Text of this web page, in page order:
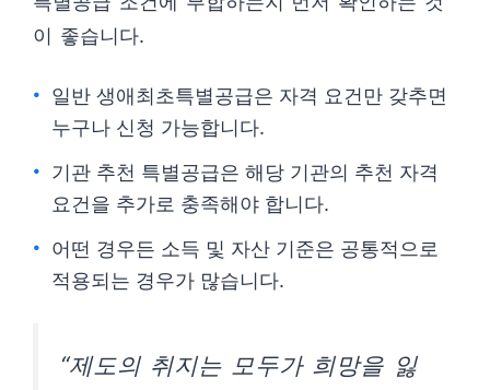
이 좋습니다.
일반 생애최초특별공급은 자격 요건만 갖추면
누구나 신청 가능합니다.
기관 추천 특별공급은 해당 기관의 추천 자격
요건을 추가로 충족해야 합니다.
어떤 경우든 소득 및 자산 기준은 공통적으로
적용되는 경우가 많습니다.
“제도의 취지는 모두가 희망을 잃